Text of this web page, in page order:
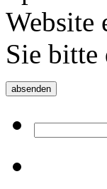
Website
Sie bitte